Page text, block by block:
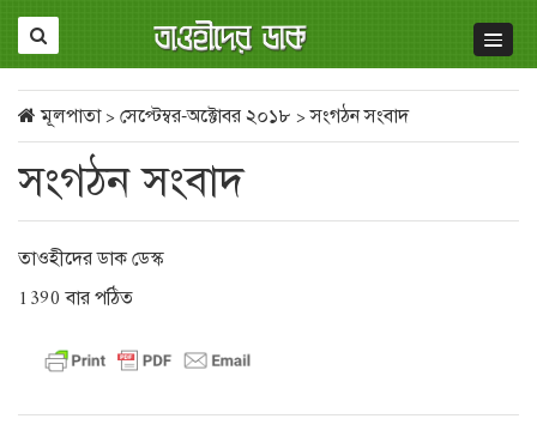
মূলপাতা> সেপ্টেম্বর-অক্টোবর ২০১৮ > সংগঠন সংবাদ
সংগঠন সংবাদ
তাওহীদের ডাক ডেস্ক
1390 বার পঠিত